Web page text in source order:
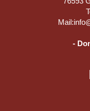
Mail:
-